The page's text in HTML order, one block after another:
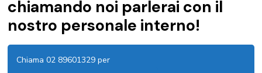
chiamando noi parlerai con il
nostro personale interno!
Chiama 02 89601329 per